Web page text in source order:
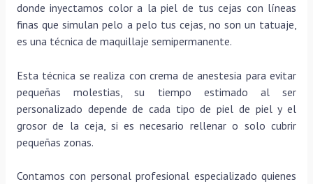
donde inyectamos color a la piel de tus cejas con líneas
finas que simulan pelo a pelo tus cejas, no son un tatuaje,
es una técnica de maquillaje semipermanente.
Esta técnica se realiza con crema de anestesia para evitar
pequeñas molestias, su tiempo estimado al ser
personalizado depende de cada tipo de piel de piel y el
grosor de la ceja, si es necesario rellenar o solo cubrir
pequeñas zonas.
Contamos con personal profesional especializado quienes